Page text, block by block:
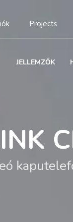
Projects
JELLEMZŐK
A BAS-IP